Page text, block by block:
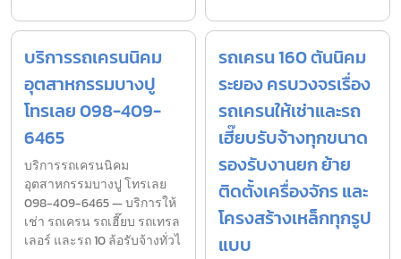
บริการรถเครนนิคม
อุตสาหกรรมบางปู
โทรเลย 098-409-
6465
บริการรถเครนนิคม
อุตสาหกรรมบางปู โทรเลย
098-409-6465 — บริการให้
เช่า รถเครน รถเฮี๊ยบ รถเทรล
เลอร์ และรถ 10 ล้อรับจ้างทั่วไ
รถเครน 160 ตันนิคม
ระยอง ครบวงจรเรื่อง
รถเครนให้เช่าและรถ
เฮี๊ยบรับจ้างทุกขนาด
รองรับงานยก ย้าย
ติดตั้งเครื่องจักร และ
โครงสร้างเหล็กทุกรูป
แบบ